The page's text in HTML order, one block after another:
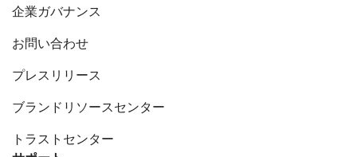
企業ガバナンス
お問い合わせ
プレスリリース
ブランドリソースセンター
トラストセンター